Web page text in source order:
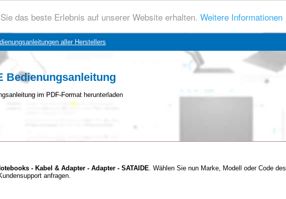
das beste Erlebnis auf unserer Website erhalten. Weitere Informationen
aller Herstellers
Bedienungsanleitung
im PDF-Format herunterladen
- Kabel & Adapter - Adapter - SATAIDE . Wählen Sie nun Marke, Modell oder Code des
anfragen.